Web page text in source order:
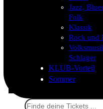
Jazz,
Folk
Klassik
Rock und
Schlager
KLUB-Vorteil
Sommer
Suchen